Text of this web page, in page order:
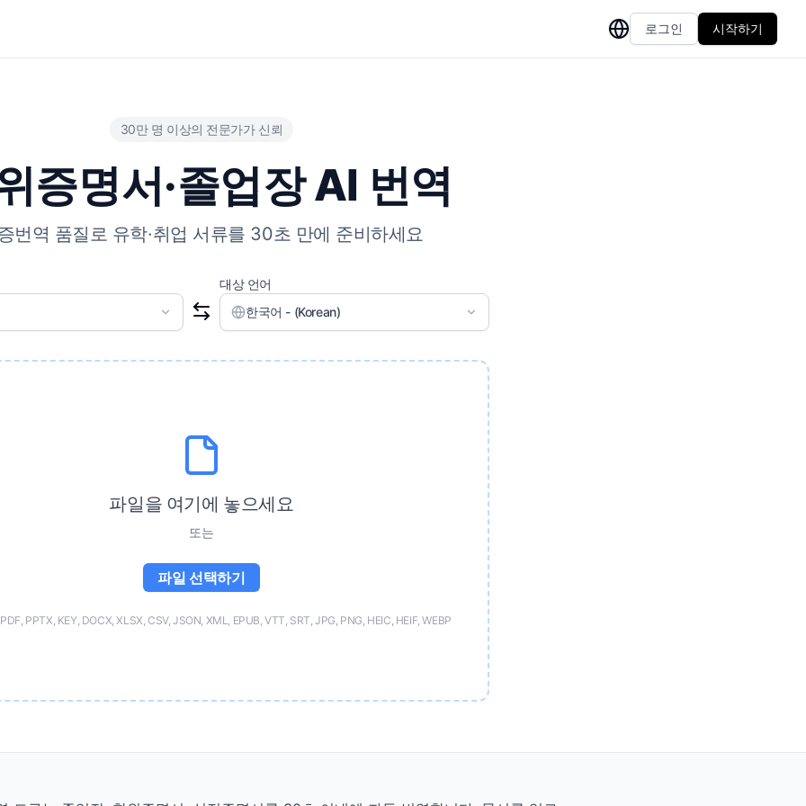
로그인 시작하기
30만 명 이상의 전문가가 신뢰
증명서·졸업장 AI 번역
번역 품질로 유학·취업 서류를 30초 만에 준비하세요
대상 언어
한국어 - (Korean)
파일을 여기에 놓으세요
또는
파일 선택하기
PPTX, KEY, DOCX, XLSX, CSV, JSON, XML, EPUB, VTT, SRT, JPG, PNG, HEIC, HEIF, WEBP